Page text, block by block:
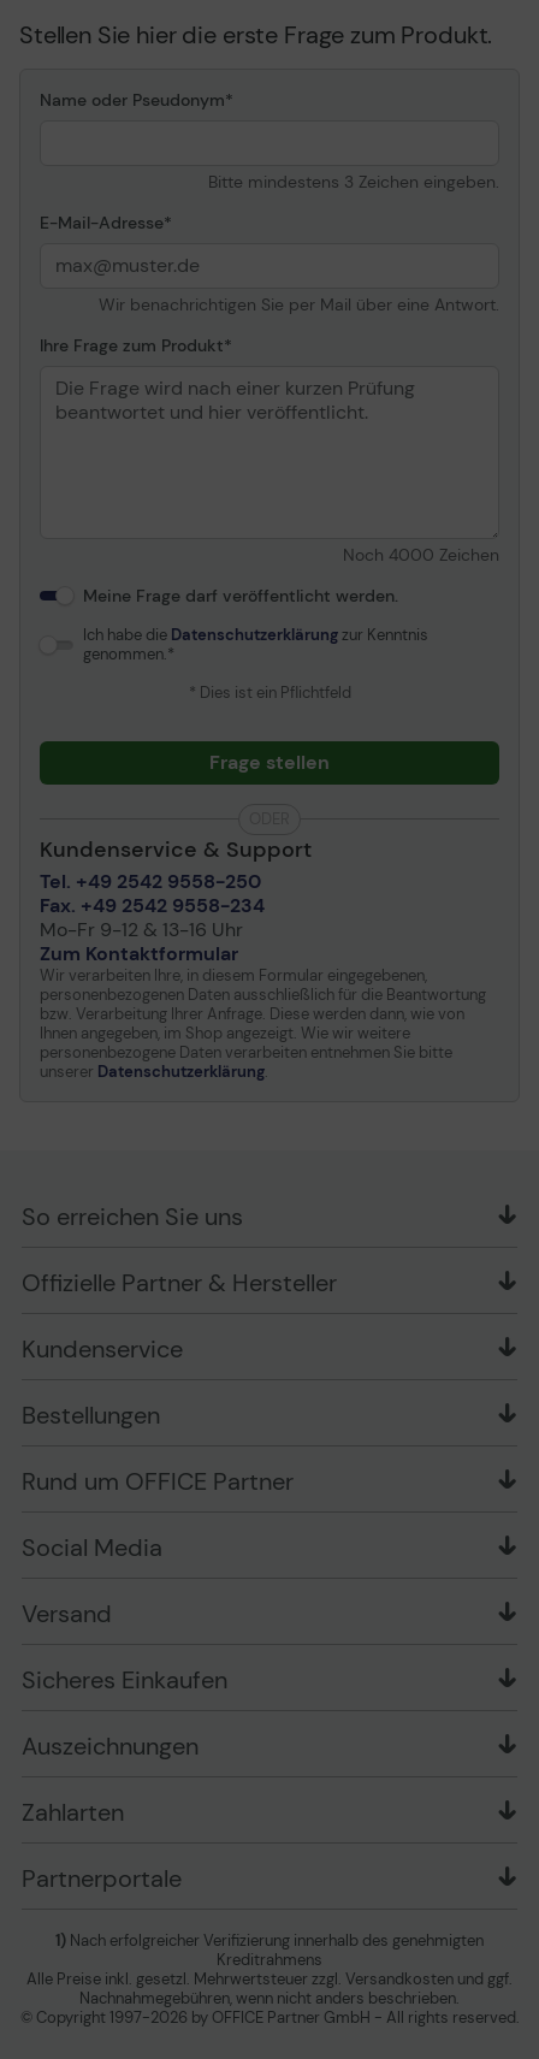
Stellen Sie hier die erste Frage zum Produkt.
Name oder Pseudonym
Bitte mindestens 3 Zeichen eingeben.
E-Mail-Adresse
Wir benachrichtigen Sie per Mail über eine Antwort.
Ihre Frage zum Produkt
Noch 4000 Zeichen
Meine Frage darf veröffentlicht werden.
Ich habe die Datenschutzerklärungzur Kenntnis
genommen.
* Dies ist ein Pflichtfeld
Frage stellen
Kundenservice & Support
Tel. +49 2542 9558-250
Fax. +49 2542 9558-234
Mo-Fr 9-12 & 13-16 Uhr
Zum Kontaktformular
Wir verarbeiten Ihre, in diesem Formular eingegebenen,
personenbezogenen Daten ausschließlich für die Beantwortung
bzw. Verarbeitung Ihrer Anfrage. Diese werden dann, wie von
Ihnen angegeben, im Shop angezeigt. Wie wir weitere
personenbezogene Daten verarbeiten entnehmen Sie bitte
unserer Datenschutzerklärung.
Offizielle Partner & Hersteller
Kundenservice
Bewertungsrichtlinien
Wissen mit OP
Markenshops
Garantiearten
Information zur Entsorgung von Batterien und
Vertrag widerrufen
Bestellungen
Versand im Namen Dritter
Muster-Widerrufsformular
Versandinformationen
Sicheres Einkaufen
AGB
Rund um OFFICE Partner
Stellenangebote
Playox.de
Presse
Impressum
Zu den Barrierefreiheitseinstellungen
Erklärung zur Barrierefreiheit
So erreichen Sie uns
Schlesierring 35
Telefon: +49 (0) 2542 / 9558250
Ansprechpartner bei fehlerhafter Ware und Schäden
Social Media
Versand
Sicheres Einkaufen
Auszeichnungen
Zahlarten
Partnerportale
1) Nach erfolgreicher Verifizierung innerhalb des genehmigten
Kreditrahmens
Alle Preise inkl. gesetzl. Mehrwertsteuer zzgl. Versandkosten und ggf.
Nachnahmegebühren, wenn nicht anders beschrieben.
© Copyright 1997-2026 by OFFICE Partner GmbH - All rights reserved.